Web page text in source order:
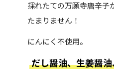
採れたての万願寺唐辛子
たまりません！
にんにく不使用。
だし醤油、生姜醤